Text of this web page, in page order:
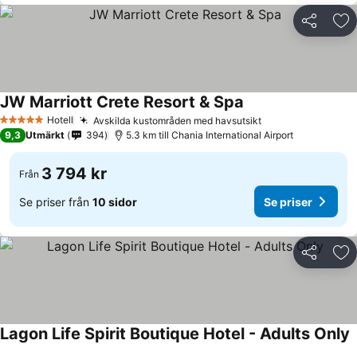
Dela
5 Stjärnor Hotell Avskilda kustområden med havsutsikt
JW Marriott Crete Resort & Spa
9,3 Utmärkt 394 5.3 km till Chania International Airport
Från 3 794 kr
Se priser från 10 sidor Se priser
Dela
Lagon Life Spirit Boutique Hotel - Adults Only